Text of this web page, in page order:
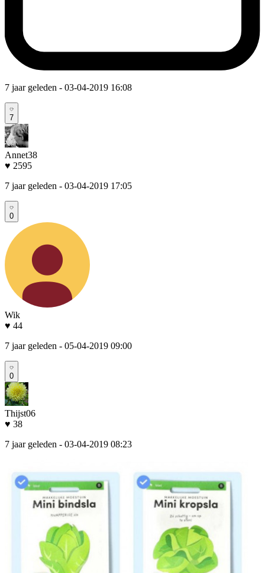
7 jaar geleden - 03-04-2019 16:08
7
Annet38
♥ 2595
7 jaar geleden - 03-04-2019 17:05
0
Wik
♥ 44
7 jaar geleden - 05-04-2019 09:00
0
Thijst06
♥ 38
7 jaar geleden - 03-04-2019 08:23